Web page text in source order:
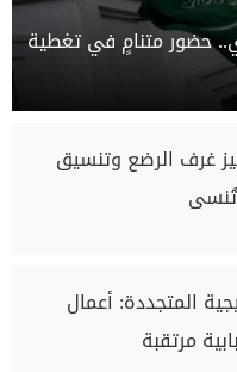
حضور متنامٍ في تغطية
غرف الرضع وتنسيق
تُنسى
المتجددة: أعمال
مرتقبة